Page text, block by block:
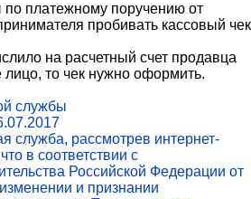
платежному поручению от
пробивать кассовый чек
на расчетный счет продавца
лицо, то чек нужно оформить.
службы
служба, рассмотрев интернет-
в соответствии с
Российской Федерации от
и признании